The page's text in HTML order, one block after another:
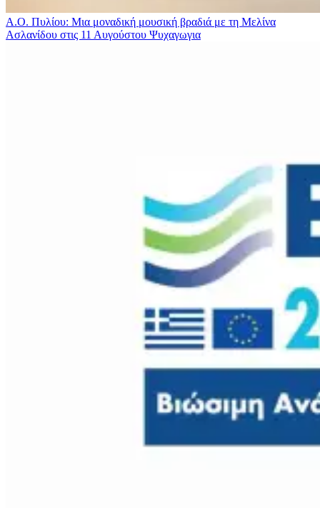
Α.Ο. Πυλίου: Μια μοναδική μουσική βραδιά με τη Μελίνα
Ασλανίδου στις 11 Αυγούστου Ψυχαγωγια